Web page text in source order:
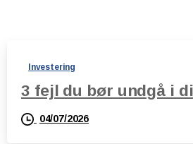
Investering
3 fejl du bør undgå i
04/07/2026